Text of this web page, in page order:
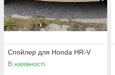
Спойлер для Honda HR-V
В наявності